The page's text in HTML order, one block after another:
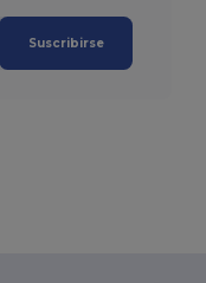
Suscribirse